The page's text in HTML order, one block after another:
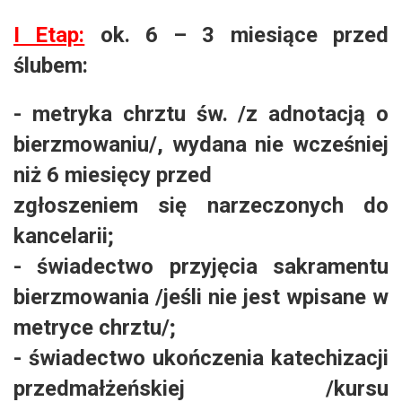
I Etap: ok. 6 – 3 miesiące przed
ślubem:
- metryka chrztu św. /z adnotacją o
bierzmowaniu/, wydana nie wcześniej
niż 6 miesięcy przed
zgłoszeniem się narzeczonych do
kancelarii;
- świadectwo przyjęcia sakramentu
bierzmowania /jeśli nie jest wpisane w
metryce chrztu/;
- świadectwo ukończenia katechizacji
przedmałżeńskiej /kursu